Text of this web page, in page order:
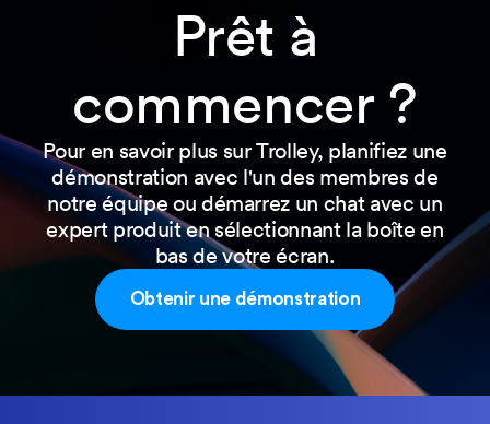
Prêt à
commencer ?
Pour en savoir plus sur Trolley, planifiez une
démonstration avec l'un des membres de
notre équipe ou démarrez un chat avec un
expert produit en sélectionnant la boîte en
bas de votre écran.
Obtenir une démonstration